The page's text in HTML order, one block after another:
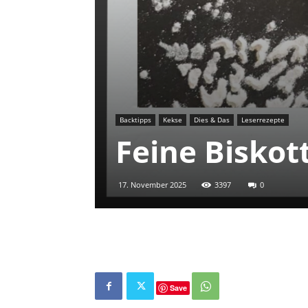
Backtipps Kekse Dies & Das Leserrezepte
Feine
17. November 2025 3397 0
Save